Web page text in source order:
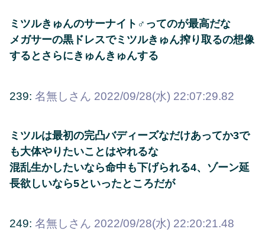
ミツルきゅんのサーナイト♂ってのが最高だな
メガサーの黒ドレスでミツルきゅん搾り取るの想像
するとさらにきゅんきゅんする
239: 名無しさん 2022/09/28(水) 22:07:29.82
ミツルは最初の完凸バディーズなだけあってか3で
も大体やりたいことはやれるな
混乱生かしたいなら命中も下げられる4、ゾーン延
長欲しいなら5といったところだが
249: 名無しさん 2022/09/28(水) 22:20:21.48